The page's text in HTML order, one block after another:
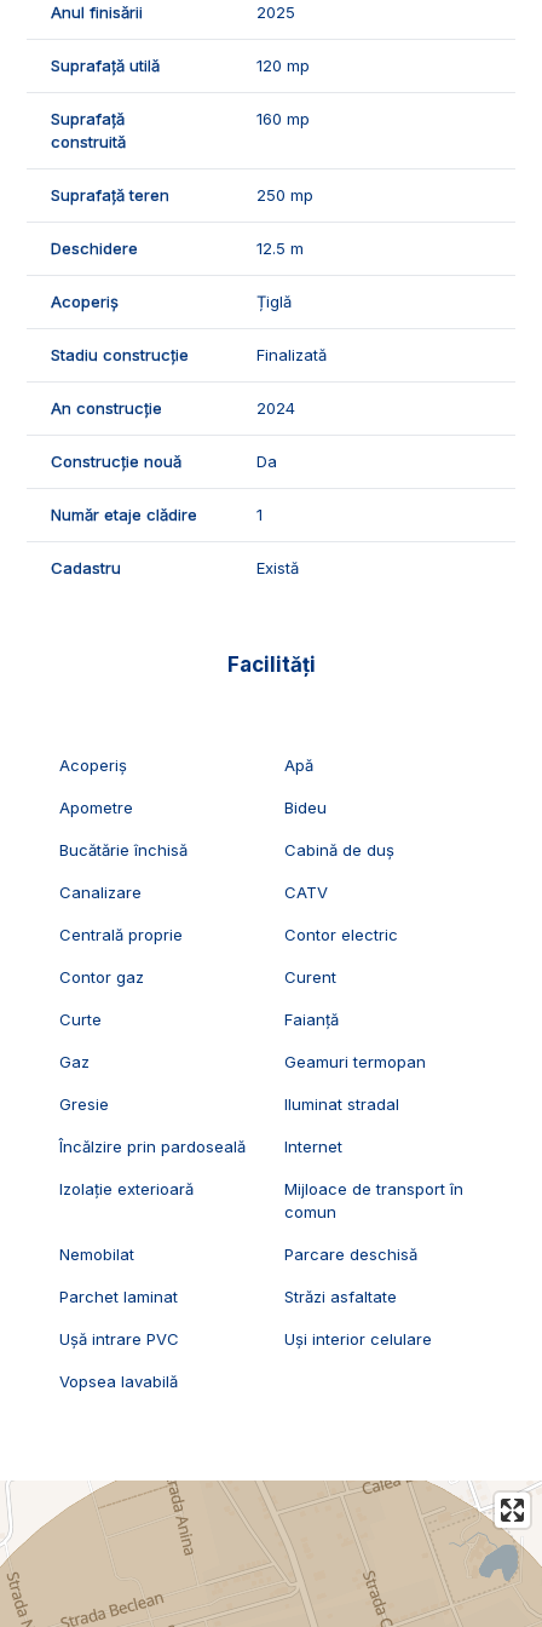
Anul finisării 2025
Suprafață utilă 120 mp
Suprafață
construită
160 mp
Suprafață teren 250 mp
Deschidere 12.5 m
Acoperiș Țiglă
Stadiu construcție Finalizată
An construcție 2024
Construcție nouă Da
Număr etaje clădire 1
Cadastru Există
Facilități
Acoperiș Apă
Apometre Bideu
Bucătărie închisă Cabină de duș
Canalizare CATV
Centrală proprie Contor electric
Contor gaz Curent
Curte Faianță
Gaz Geamuri termopan
Gresie Iluminat stradal
Încălzire prin pardoseală Internet
Izolație exterioară
Mijloace de transport în
comun
Nemobilat Parcare deschisă
Parchet laminat Străzi asfaltate
Ușă intrare PVC Uși interior celulare
Vopsea lavabilă